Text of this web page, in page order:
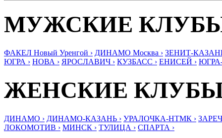
МУЖСКИЕ
ФАКЕЛ Новый Уренгой › ДИНАМО Москва › ЗЕНИТ-
ЮГРА › НОВА › ЯРОСЛАВИЧ › КУЗБАСС › ЕНИСЕЙ ›
ЖЕНСКИЕ
ДИНАМО › ДИНАМО-КАЗАНЬ › УРАЛОЧКА-НТМК ›
ЛОКОМОТИВ › МИНСК › ТУЛИЦА › СПАРТА ›